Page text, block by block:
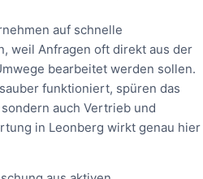
auf schnelle
weil Anfragen oft direkt aus der
bearbeitet werden sollen.
funktioniert, spüren das
auch Vertrieb und
in Leonberg wirkt genau hier